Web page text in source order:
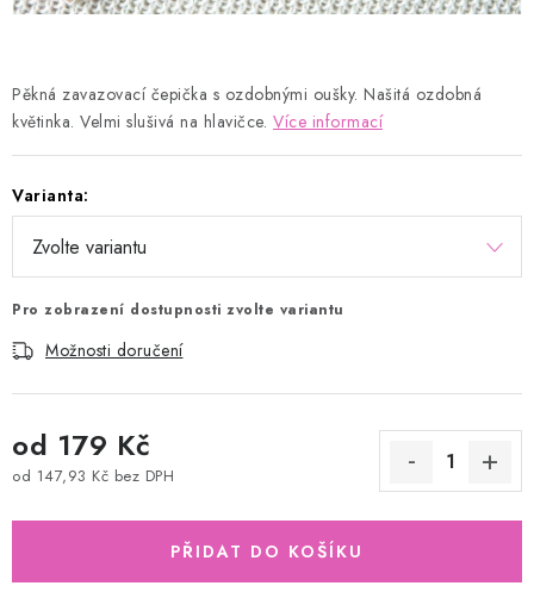
Pěkná zavazovací čepička s ozdobnými oušky. Našitá ozdobná
květinka. Velmi slušivá na hlavičce. Více informací
Varianta:
Pro zobrazení dostupnosti zvolte variantu
Možnosti doručení
od 179 Kč
od 147,93 Kč bez DPH
PŘIDAT DO KOŠÍKU